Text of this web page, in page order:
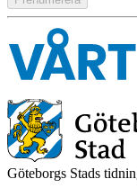
Göteborgs Stads